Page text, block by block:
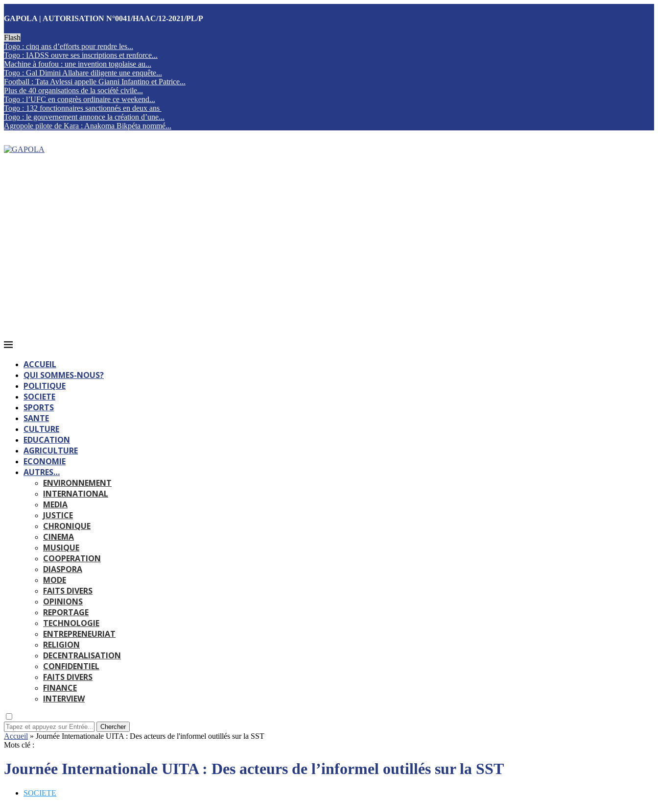
GAPOLA | AUTORISATION N°0041/HAAC/12-2021/PL/P
Flash
Togo : cinq ans d’efforts pour rendre les...
Togo : IADSS ouvre ses inscriptions et renforce...
Machine à foufou : une invention togolaise au...
Togo : Gal Dimini Allahare diligente une enquête...
Football : Tata Avlessi appelle Gianni Infantino et Patrice...
Plus de 40 organisations de la société civile...
Togo : l’UFC en congrès ordinaire ce weekend...
Togo : 132 fonctionnaires sanctionnés en deux ans
Togo : le gouvernement annonce la création d’une...
Agropole pilote de Kara : Anakoma Bikpéta nommé...
ACCUEIL
QUI SOMMES-NOUS?
POLITIQUE
SOCIETE
SPORTS
SANTE
CULTURE
EDUCATION
AGRICULTURE
ECONOMIE
AUTRES…
ENVIRONNEMENT
INTERNATIONAL
MEDIA
JUSTICE
CHRONIQUE
CINEMA
MUSIQUE
COOPERATION
DIASPORA
MODE
FAITS DIVERS
OPINIONS
REPORTAGE
TECHNOLOGIE
ENTREPRENEURIAT
RELIGION
DECENTRALISATION
CONFIDENTIEL
FAITS DIVERS
FINANCE
INTERVIEW
Chercher
Accueil » Journée Internationale UITA : Des acteurs de l'informel outillés sur la SST
Mots clé :
Journée Internationale UITA : Des acteurs de l’informel outillés sur la SST
SOCIETE